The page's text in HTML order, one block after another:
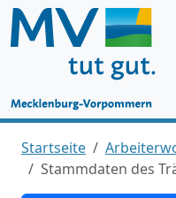
Startseite
Stammdaten des